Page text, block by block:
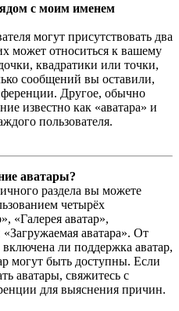
с моим именем
могут присутствовать два
может относиться к вашему
квадратики или точки,
сообщений вы оставили,
Другое, обычно
известно как «аватара» и
пользователя.
аватары?
раздела вы можете
четырёх
«Галерея аватар»,
аватара». От
ли поддержка аватар,
могут быть доступны. Если
аватары, свяжитесь с
для выяснения причин.